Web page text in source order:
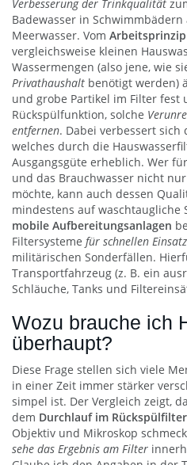
Verbesserung der Trinkqualität
Badewasser in
Meerwasser. Vom Arbeitsprinzip
vergleichsweise kleinen
Wassermengen (also jene, wie
Privathaushalt benötigt werden)
und grobe Partikel im Filter fest
Rückspülfunktion, solche
entfernen. Dabei verbessert sich
welches durch die
Ausgangsgüte erheblich. Wer
und das Brauchwasser nicht
möchte, kann auch dessen
mindestens auf waschtaugliche
mobile Aufbereitungsanlagen
Filtersysteme für schnellen Einsatz
militärischen Sonderfällen.
Transportfahrzeug (z. B. ein
Schläuche, Tanks und
Wozu brauche ich
überhaupt?
Diese Frage stellen sich viele
in einer Zeit immer stärker
simpel ist. Der Vergleich zeigt,
dem Durchlauf im Rückspülfilter
Objektiv und Mikroskop
sehe das Ergebnis am Filter